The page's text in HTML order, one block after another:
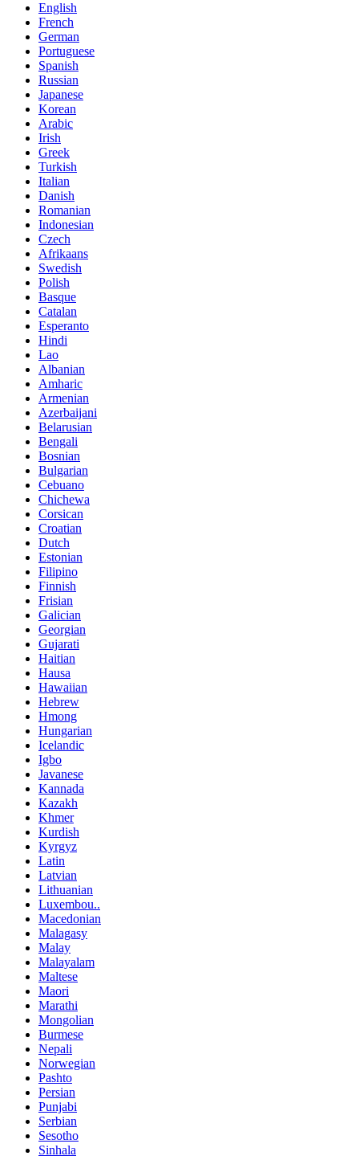
English
French
German
Portuguese
Spanish
Russian
Japanese
Korean
Arabic
Irish
Greek
Turkish
Italian
Danish
Romanian
Indonesian
Czech
Afrikaans
Swedish
Polish
Basque
Catalan
Esperanto
Hindi
Lao
Albanian
Amharic
Armenian
Azerbaijani
Belarusian
Bengali
Bosnian
Bulgarian
Cebuano
Chichewa
Corsican
Croatian
Dutch
Estonian
Filipino
Finnish
Frisian
Galician
Georgian
Gujarati
Haitian
Hausa
Hawaiian
Hebrew
Hmong
Hungarian
Icelandic
Igbo
Javanese
Kannada
Kazakh
Khmer
Kurdish
Kyrgyz
Latin
Latvian
Lithuanian
Luxembou..
Macedonian
Malagasy
Malay
Malayalam
Maltese
Maori
Marathi
Mongolian
Burmese
Nepali
Norwegian
Pashto
Persian
Punjabi
Serbian
Sesotho
Sinhala